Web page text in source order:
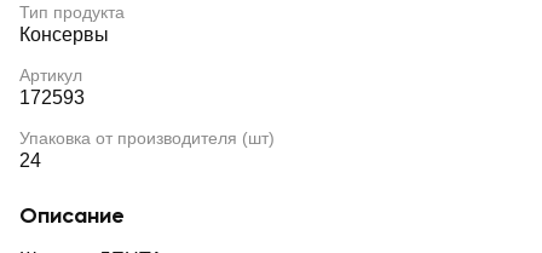
Тип продукта
Консервы
Артикул
172593
Упаковка от производителя (шт)
24
Описание